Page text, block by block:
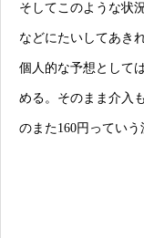
そしてこのような状
などにたいしてあき
個人的な予想として
める。そのまま介入
のまた160円っていう